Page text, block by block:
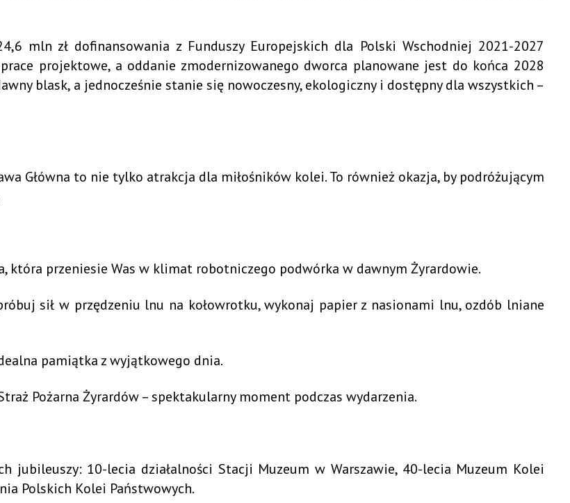
mln zł dofinansowania z Funduszy Europejskich dla Polski Wschodniej 2021-2027
projektowe, a oddanie zmodernizowanego dworca planowane jest do końca 2028
blask, a jednocześnie stanie się nowoczesny, ekologiczny i dostępny dla wszystkich –
Główna to nie tylko atrakcja dla miłośników kolei. To również okazja, by podróżującym
która przeniesie Was w klimat robotniczego podwórka w dawnym Żyrardowie.
sił w przędzeniu lnu na kołowrotku, wykonaj papier z nasionami lnu, ozdób lniane
pamiątka z wyjątkowego dnia.
Pożarna Żyrardów – spektakularny moment podczas wydarzenia.
jubileuszy: 10-lecia działalności Stacji Muzeum w Warszawie, 40-lecia Muzeum Kolei
Polskich Kolei Państwowych.